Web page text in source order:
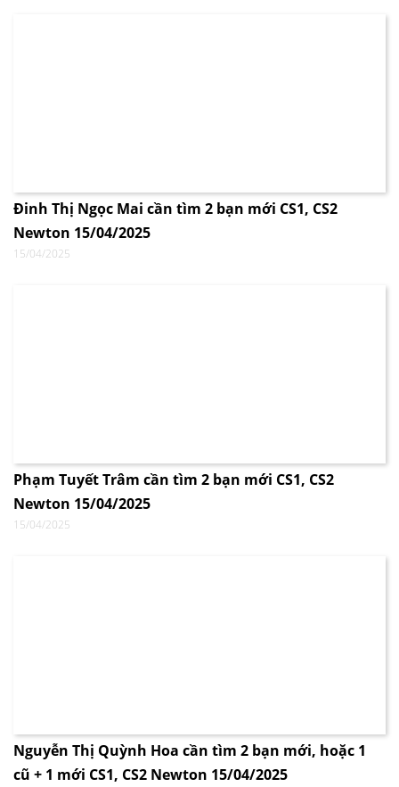
Đinh Thị Ngọc Mai cần tìm 2 bạn mới CS1, CS2
Newton 15/04/2025
15/04/2025
Phạm Tuyết Trâm cần tìm 2 bạn mới CS1, CS2
Newton 15/04/2025
15/04/2025
Nguyễn Thị Quỳnh Hoa cần tìm 2 bạn mới, hoặc 1
cũ + 1 mới CS1, CS2 Newton 15/04/2025